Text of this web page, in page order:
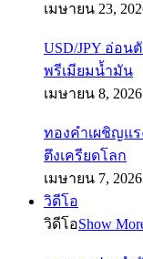
เมษายน 23,
USD/JPY อ่อน
พรีเมียมน้ำมัน
เมษายน 8, 2026
ทองคำเผชิญแร
ตึงเครียดโลก
เมษายน 7, 2026
วิดีโอ
วิดีโอShow